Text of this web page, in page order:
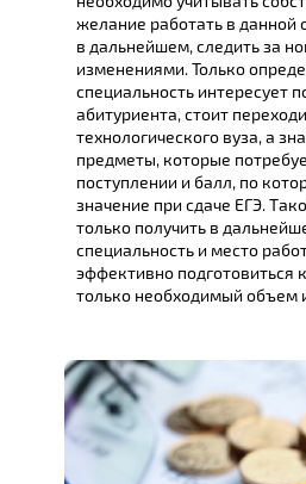
желание работать в данной
в дальнейшем, следить за
изменениями. Только
специальность интересует
абитуриента, стоит
технологического вуза, а
предметы, которые
поступлении и балл, по
значение при сдаче ЕГЭ.
только получить в
специальность и место
эффективно подготовиться
только необходимый объем